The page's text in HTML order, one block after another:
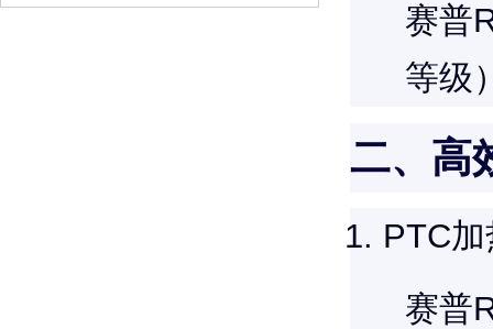
赛普
等级
二、高
PTC
赛普